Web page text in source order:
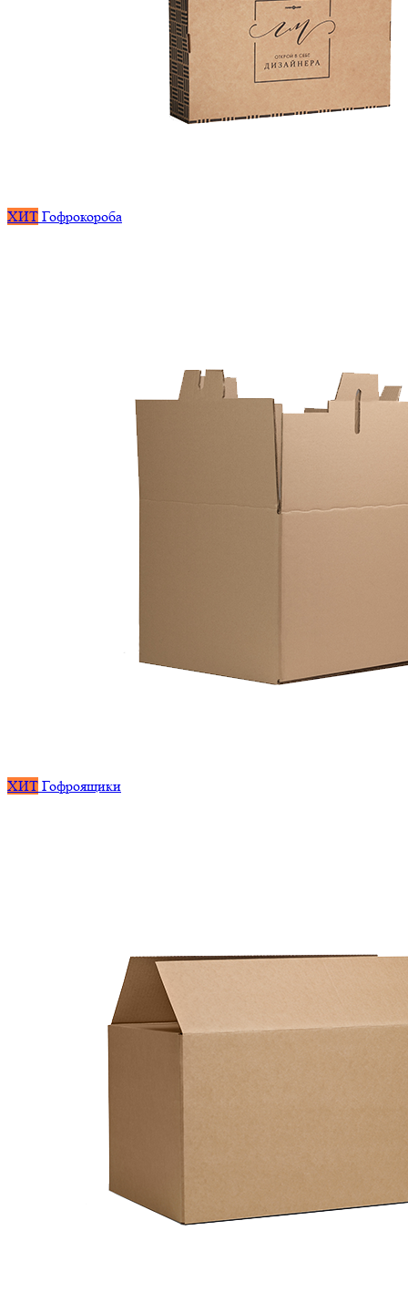
ХИТ Гофрокороба
ХИТ Гофроящики